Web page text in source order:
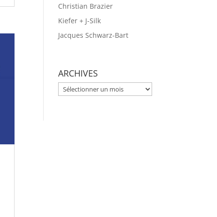
Christian Brazier
Kiefer + J-Silk
Jacques Schwarz-Bart
ARCHIVES
ARCHIVES